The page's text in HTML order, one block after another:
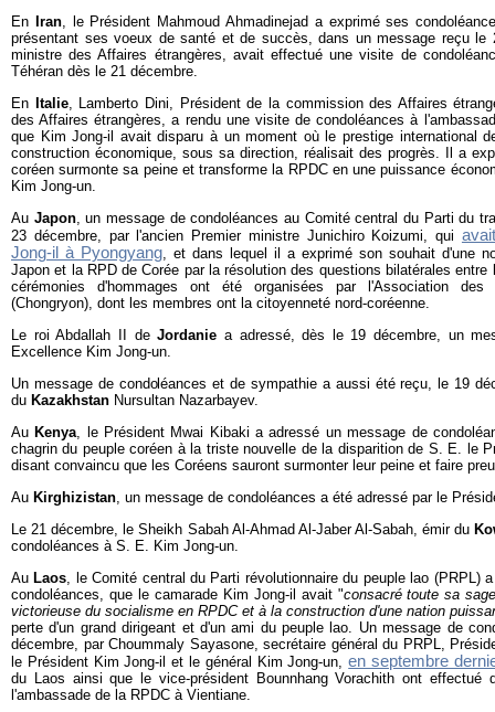
En
Iran, le Président Mahmoud Ahmadinejad a exprimé ses
présentant ses voeux de santé et de succès, dans un message reçu le
ministre des Affaires étrangères, avait effectué une visite de
Téhéran dès le 21 décembre.
En
Italie, Lamberto Dini, Président de la commission des Affaires
des Affaires étrangères, a rendu une visite de condoléances à
que Kim Jong-il avait disparu à un moment où le prestige international
construction économique, sous sa direction, réalisait des progrès. Il a
coréen surmonte sa peine et transforme la RPDC en une puissance
Kim Jong-un.
Au Japon, un message de condoléances au Comité central du Parti du
23 décembre, par l'ancien Premier ministre Junichiro Koizumi, qui
Jong-il à Pyongyang, et dans lequel il a exprimé son souhait d'une
Japon et la RPD de Corée par la résolution des questions bilatérales
cérémonies d'hommages ont été organisées par l'Association
(Chongryon), dont les membres ont la citoyenneté nord-coréenne.
Le roi Abdallah II deJordanie a adressé, dès le 19 décembre, un
Excellence Kim Jong-un.
Un message de condoléances et de sympathie a aussi été reçu, le 19
du Kazakhstan Nursultan Nazarbayev.
Au Kenya, le Président Mwai Kibaki a adressé un message de
chagrin du peuple coréen à la triste nouvelle de la disparition de S. E. le
disant convaincu que les Coréens sauront surmonter leur peine et faire
Au Kirghizistan, un message de condoléances a été adressé par le
Le 21 décembre, le Sheikh Sabah Al-Ahmad Al-Jaber Al-Sabah, émir du
condoléances à S. E. Kim Jong-un.
Au Laos, le Comité central du Parti révolutionnaire du peuple lao (PRPL)
condoléances, que le camarade Kim Jong-il avait "consacré toute sa
victorieuse du socialisme en RPDC et à la construction d'une nation
perte d'un grand dirigeant et d'un ami du peuple lao. Un message de
décembre, par Choummaly Sayasone, secrétaire général du PRPL,
le Président Kim Jong-il et le général Kim Jong-un,en septembre
du Laos ainsi que le vice-président Bounnhang Vorachith ont effectué
l'ambassade de la RPDC à Vientiane.